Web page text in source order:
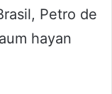
Petro de
hayan